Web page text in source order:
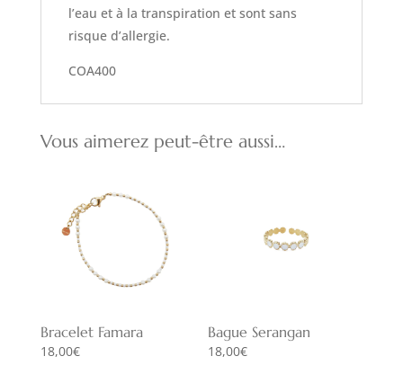
l’eau et à la transpiration et sont sans
risque d’allergie.
COA400
Vous aimerez peut-être aussi…
Bracelet Famara
18,00€
Bague Serangan
18,00€